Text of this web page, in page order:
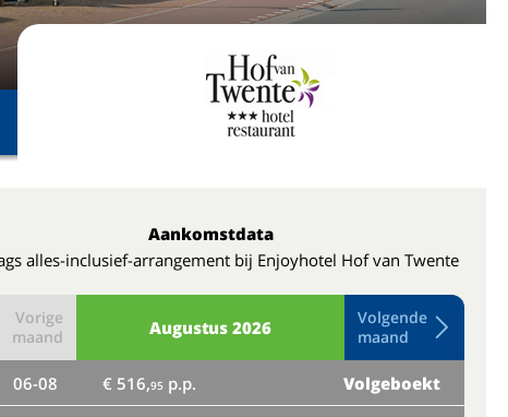
Aankomstdata
alles-inclusief-arrangement bij Enjoyhotel Hof van Twente
Augustus 2026
Vorige
maand
Volgende
maand
06-08 € 516,95 p.p. Volgeboekt